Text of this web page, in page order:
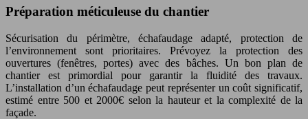
Préparation méticuleuse du chantier
Sécurisation du périmètre, échafaudage adapté, protection de
l’environnement sont prioritaires. Prévoyez la protection des
ouvertures (fenêtres, portes) avec des bâches. Un bon plan de
chantier est primordial pour garantir la fluidité des travaux.
L’installation d’un échafaudage peut représenter un coût significatif,
estimé entre 500 et 2000€ selon la hauteur et la complexité de la
façade.